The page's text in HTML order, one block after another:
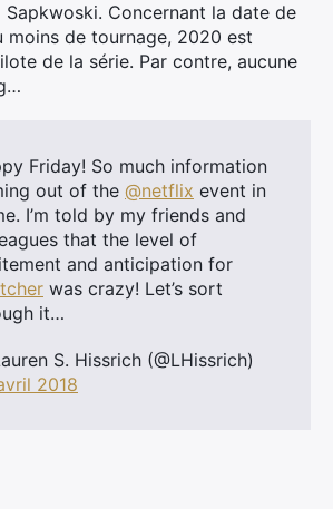
Sapkwoski. Concernant la date de
de tournage, 2020 est
de la série. Par contre, aucune
Friday! So much information
out of the @netflix event in
I’m told by my friends and
that the level of
and anticipation for
was crazy! Let’s sort
it…
S. Hissrich (@LHissrich)
2018